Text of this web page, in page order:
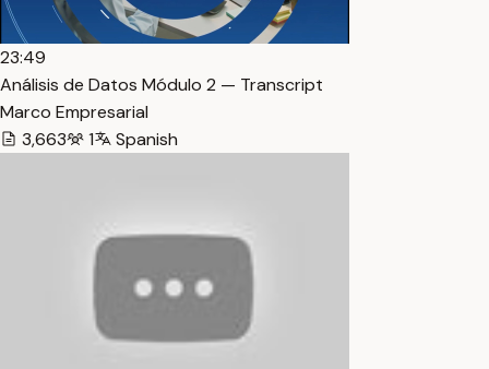
23:49
Análisis de Datos Módulo 2 — Transcript
Marco Empresarial
3,663
1 Spanish